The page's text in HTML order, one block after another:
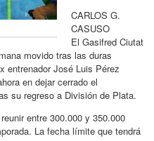
CARLOS G.
CASUSO
El Gasifred Ciutat
movido tras las duras
entrenador José Luis Pérez
en dejar cerrado el
su regreso a División de Plata.
entre 300.000 y 350.000
La fecha límite que tendrá